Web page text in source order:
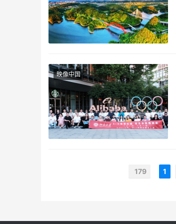
映像中国
179 1